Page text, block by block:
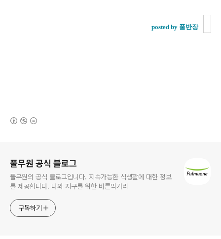
posted by 풀반장
풀무원 공식 블로그
풀무원의 공식 블로그입니다. 지속가능한 식생활에 대한 정보
를 제공합니다. 나와 지구를 위한 바른먹거리
구독하기